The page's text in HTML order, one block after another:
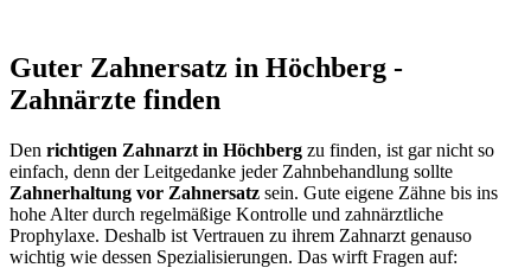
Guter Zahnersatz in Höchberg -
Zahnärzte finden
Den richtigen Zahnarzt in Höchberg zu finden, ist gar nicht so
einfach, denn der Leitgedanke jeder Zahnbehandlung sollte
Zahnerhaltung vor Zahnersatz sein. Gute eigene Zähne bis ins
hohe Alter durch regelmäßige Kontrolle und zahnärztliche
Prophylaxe. Deshalb ist Vertrauen zu ihrem Zahnarzt genauso
wichtig wie dessen Spezialisierungen. Das wirft Fragen auf: